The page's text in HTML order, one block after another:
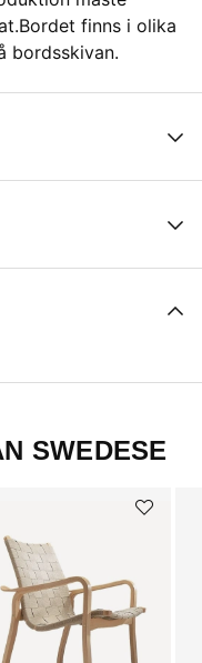
finns i olika
bordsskivan.
SWEDESE